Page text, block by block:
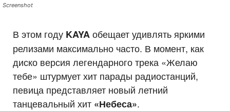
Screenshot
В этом году KAYAобещает удивлять яркими
релизами максимально часто. В момент, как
диско версия легендарного трека «Желаю
тебе» штурмует хит парады радиостанций,
певица представляет новый летний
танцевальный хит «Небеса».